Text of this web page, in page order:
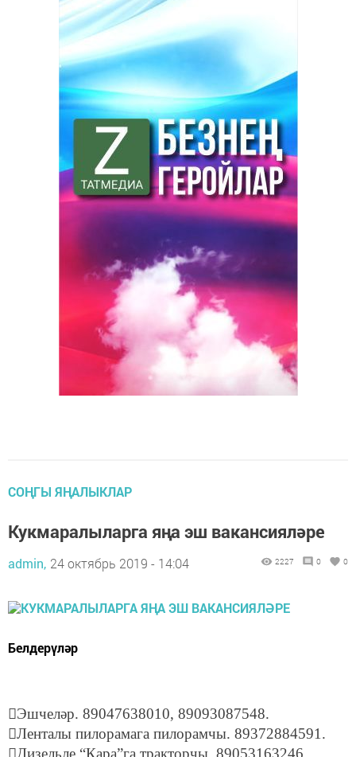
СОҢГЫ ЯҢАЛЫКЛАР
Кукмаралыларга яңа эш вакансияләре
admin, 24 октябрь 2019 - 14:04 2227 0 0
Белдерүләр
Эшчеләр. 89047638010, 89093087548.
Ленталы пилорамага пилорамчы. 89372884591.
Дизельле “Кара”га тракторчы. 89053163246.